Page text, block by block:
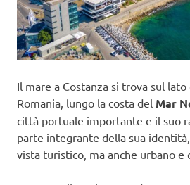
Il mare a Costanza si trova sul
Romania, lungo la costa del Mar
città portuale importante e il suo
parte integrante della sua
vista turistico, ma anche urbano e